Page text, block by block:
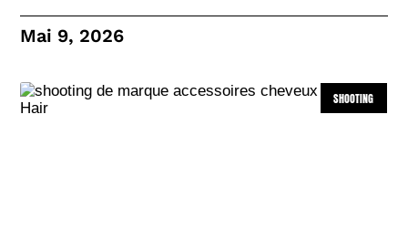
Mai 9, 2026
SHOOTING